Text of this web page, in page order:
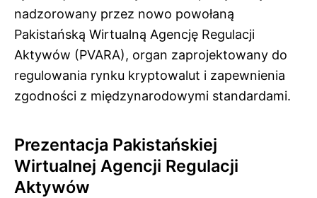
nadzorowany przez nowo powołaną
Pakistańską Wirtualną Agencję Regulacji
Aktywów (PVARA), organ zaprojektowany do
regulowania rynku kryptowalut i zapewnienia
zgodności z międzynarodowymi standardami.
Prezentacja Pakistańskiej
Wirtualnej Agencji Regulacji
Aktywów